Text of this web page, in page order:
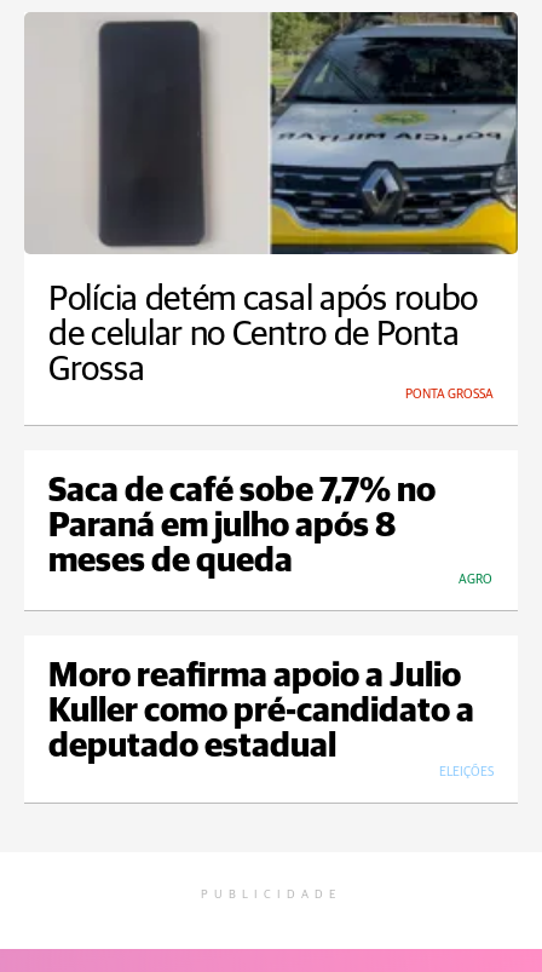
Polícia detém casal após roubo
de celular no Centro de Ponta
Grossa
PONTA GROSSA
Saca de café sobe 7,7% no
Paraná em julho após 8
meses de queda
AGRO
Moro reafirma apoio a Julio
Kuller como pré-candidato a
deputado estadual
ELEIÇÕES
PUBLICIDADE